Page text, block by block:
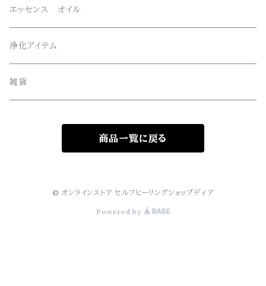
オリジナルエッセンススプレー
オリジナルサンキャッチャー
オリジナル雑貨
ネックレス・ペンダントトップ
ルース・タンブル
丸玉・ポイント
エッセンス オイル
浄化アイテム
雑貨
商品一覧に戻る
© オンラインストア セルフヒーリングショップディア
Powered by